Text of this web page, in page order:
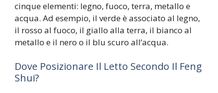
cinque elementi: legno, fuoco, terra, metallo e
acqua. Ad esempio, il verde è associato al legno,
il rosso al fuoco, il giallo alla terra, il bianco al
metallo e il nero o il blu scuro all’acqua.
Dove Posizionare Il Letto Secondo Il Feng
Shui?